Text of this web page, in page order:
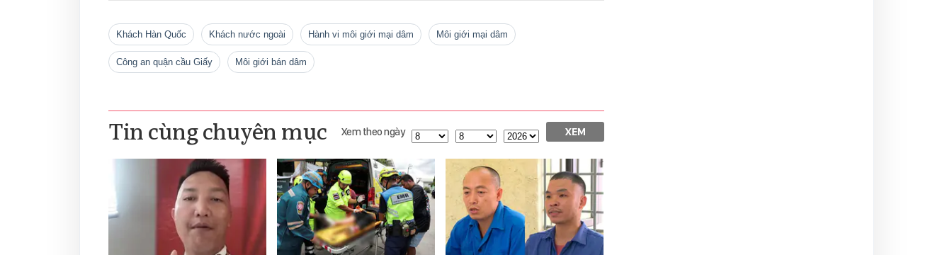
khách Hàn Quốc khách nước ngoài hành vi môi giới mại dâm môi giới mại dâm
công an quận cầu Giấy môi giới bán dâm
Tin cùng chuyên mục Xem theo ngày XEM